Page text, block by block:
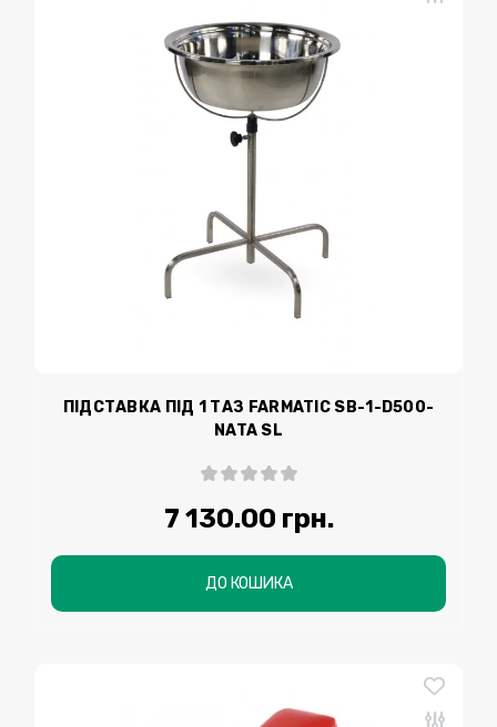
ПІДСТАВКА ПІД 1 ТАЗ FARMATIC SВ-1-D500-
NATA SL
7 130.00 грн.
ДО КОШИКА